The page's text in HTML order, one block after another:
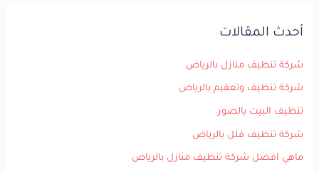
ث
أحدث المقالات
شركة تنظيف منازل بالرياض
شركة تنظيف وتعقيم بالرياض
تنظيف البيت بالصور
شركة تنظيف فلل بالرياض
ماهي افضل شركة تنظيف منازل بالرياض